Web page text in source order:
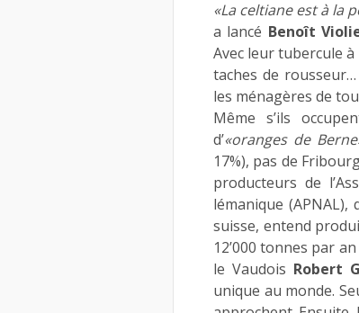
«La celtiane est à la
a lancé Benoît
Avec leur tubercule
taches de
les ménagères de
Même s’ils
d’«oranges de
17%), pas de
producteurs de
lémanique
suisse, entend
12’000 tonnes par
le Vaudois Robert
unique au monde.